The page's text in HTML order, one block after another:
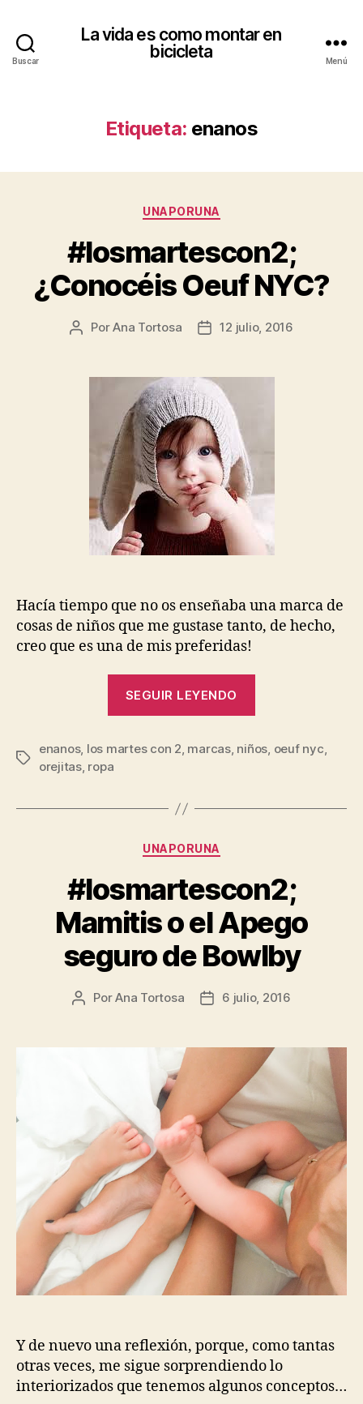
Buscar
La vida es como montar en
bicicleta
Menú
Etiqueta: enanos
Categorías
UNAPORUNA
#losmartescon2;
¿Conocéis Oeuf NYC?
Autor
entrada
PorAna Tortosa
Fecha
entrada
12 julio, 2016
Hacía tiempo que no os enseñaba una marca de
cosas de niños que me gustase tanto, de hecho,
creo que es una de mis preferidas!
SEGUIR LEYENDO
NYC?»
Etiquetas
enanos, los martes con 2, marcas, niños, oeuf nyc,
orejitas, ropa
Categorías
UNAPORUNA
#losmartescon2;
Mamitis o el Apego
seguro de Bowlby
Autor
entrada
PorAna Tortosa
Fecha
entrada
6 julio, 2016
Y de nuevo una reflexión, porque, como tantas
otras veces, me sigue sorprendiendo lo
interiorizados que tenemos algunos conceptos…